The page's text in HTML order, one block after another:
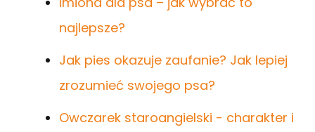
najlepsze?
Jak pies okazuje zaufanie? Jak lepiej
zrozumieć swojego psa?
Owczarek staroangielski - charakter i